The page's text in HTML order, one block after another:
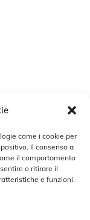
come i cookie per
Il consenso a
il comportamento
o ritirare il
e funzioni.